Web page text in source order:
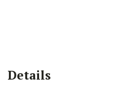
Details